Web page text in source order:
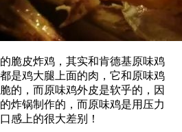
脆皮炸鸡，其实和肯德基原味鸡
是鸡大腿上面的肉，它和原味鸡
的，而原味鸡外皮是软乎的，因
炸锅制作的，而原味鸡是用压力
感上的很大差别！